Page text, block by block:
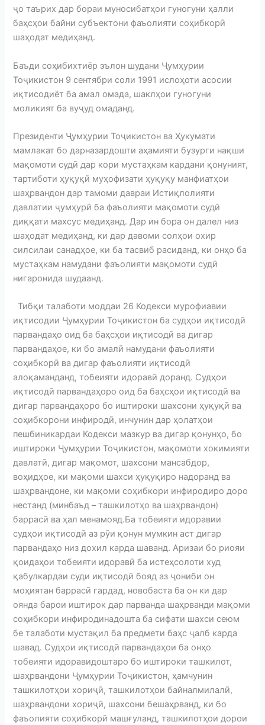
ҷо таърих дар бораи муносибатҳои гуногуни ҳалли
баҳсҳои байни субъектони фаъолияти соҳибкорӣ
шаҳодат медиҳанд.
Баъди соҳибихтиёр эълон шудани Ҷумҳурии
Тоҷикистон 9 сентябри соли 1991 ислоҳоти асосии
иқтисодиёт ба амал омада, шаклҳои гуногуни
моликият ба вуҷуд омаданд.
Президенти Ҷумҳурии Тоҷикистон ва Ҳукумати
мамлакат бо дарназардошти аҳамияти бузурги нақши
мақомоти судӣ дар кори мустаҳкам кардани қонуният,
тартиботи ҳуқуқӣ муҳофизати ҳуқуқу манфиатҳои
шаҳрвандон дар тамоми давраи Истиқлолияти
давлатии ҷумҳурӣ ба фаъолияти мақомоти судӣ
диққати махсус медиҳанд. Дар ин бора он далел низ
шаҳодат медиҳанд, ки дар давоми солҳои охир
силсилаи санадҳое, ки ба тасвиб расиданд, ки онҳо ба
мустаҳкам намудани фаъолияти мақомоти судӣ
нигаронида шудаанд.
Тибқи талаботи моддаи 26 Кодекси мурофиавии
иқтисодии Ҷумҳурии Тоҷикистон ба судҳои иқтисодӣ
парвандаҳо оид ба баҳсҳои иқтисодӣ ва дигар
парвандаҳое, ки бо амалӣ намудани фаъолияти
соҳибкорӣ ва дигар фаъолияти иқтисодӣ
алоқаманданд, тобеияти идоравӣ доранд. Судҳои
иқтисодӣ парвандаҳоро оид ба баҳсҳои иқтисодӣ ва
дигар парвандаҳоро бо иштироки шахсони ҳуқуқӣ ва
соҳибкорони инфиродӣ, инчунин дар ҳолатҳои
пешбиникардаи Кодекси мазкур ва дигар қонунҳо, бо
иштироки Ҷумҳурии Тоҷикистон, мақомоти хокимияти
давлатӣ, дигар мақомот, шахсони мансабдор,
воҳидҳое, ки мақоми шахси ҳуқуқиро надоранд ва
шаҳрвандоне, ки мақоми соҳибкори инфиродиро доро
нестанд (минбаъд – ташкилотҳо ва шаҳрвандон)
баррасӣ ва ҳал менамояд.Ба тобеияти идоравии
судҳои иқтисодӣ аз рӯи қонун мумкин аст дигар
парвандаҳо низ дохил карда шаванд. Аризаи бо риояи
қоидаҳои тобеияти идоравӣ ба истеҳсолоти худ
қабулкардаи суди иқтисодӣ бояд аз ҷониби он
моҳиятан баррасӣ гардад, новобаста ба он ки дар
оянда барои иштирок дар парванда шаҳрванди мақоми
соҳибкори инфиродинадошта ба сифати шахси сеюм
бе талаботи мустақил ба предмети баҳс ҷалб карда
шавад. Судҳои иқтисодӣ парвандаҳои ба онҳо
тобеияти идоравидоштаро бо иштироки ташкилот,
шаҳрвандони Ҷумҳурии Тоҷикистон, ҳамчунин
ташкилотҳои хориҷӣ, ташкилотҳои байналмилалӣ,
шаҳрвандони хориҷӣ, шахсони бешаҳрванд, ки бо
фаъолияти соҳибкорӣ машғуланд, ташкилотҳои дорои